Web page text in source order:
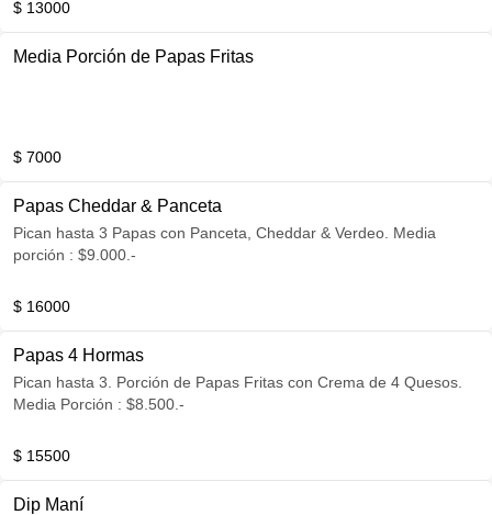
$ 13000
Media Porción de Papas Fritas
$ 7000
Papas Cheddar & Panceta
Pican hasta 3 Papas con Panceta, Cheddar & Verdeo. Media
porción : $9.000.-
$ 16000
Papas 4 Hormas
Pican hasta 3. Porción de Papas Fritas con Crema de 4 Quesos.
Media Porción : $8.500.-
$ 15500
Dip Maní